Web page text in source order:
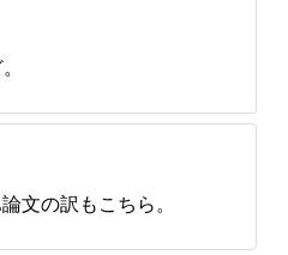
文の訳もこちら。